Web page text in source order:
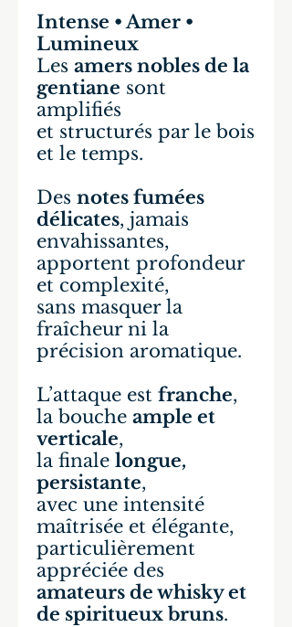
Intense • Amer •
Lumineux
Les amers nobles de la
gentiane sont
amplifiés
et structurés par le bois
et le temps.
Des notes fumées
délicates, jamais
envahissantes,
apportent profondeur
et complexité,
sans masquer la
fraîcheur ni la
précision aromatique.
L’attaque est franche,
la bouche ample et
verticale,
la finale longue,
persistante,
avec une intensité
maîtrisée et élégante,
particulièrement
appréciée des
amateurs de whisky et
de spiritueux bruns.